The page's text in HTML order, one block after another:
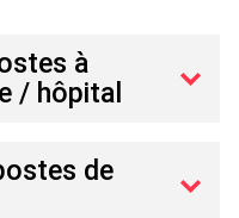
à
/ hôpital
de